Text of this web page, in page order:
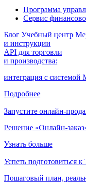
Программа
Сервис
Блог Учебный центр
и инструкции
API для торговли
и производства:
интеграция с
Подробнее
Запустите онлайн-
Решение «Онлайн-
Узнать больше
Успеть подготовиться
Пошаговый план,